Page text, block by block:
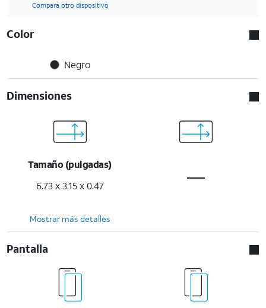
Compara otro dispositivo
Color
Negro
Dimensiones
Tamaño (pulgadas)
6.73 x 3.15 x 0.47
Mostrar más detalles
Pantalla